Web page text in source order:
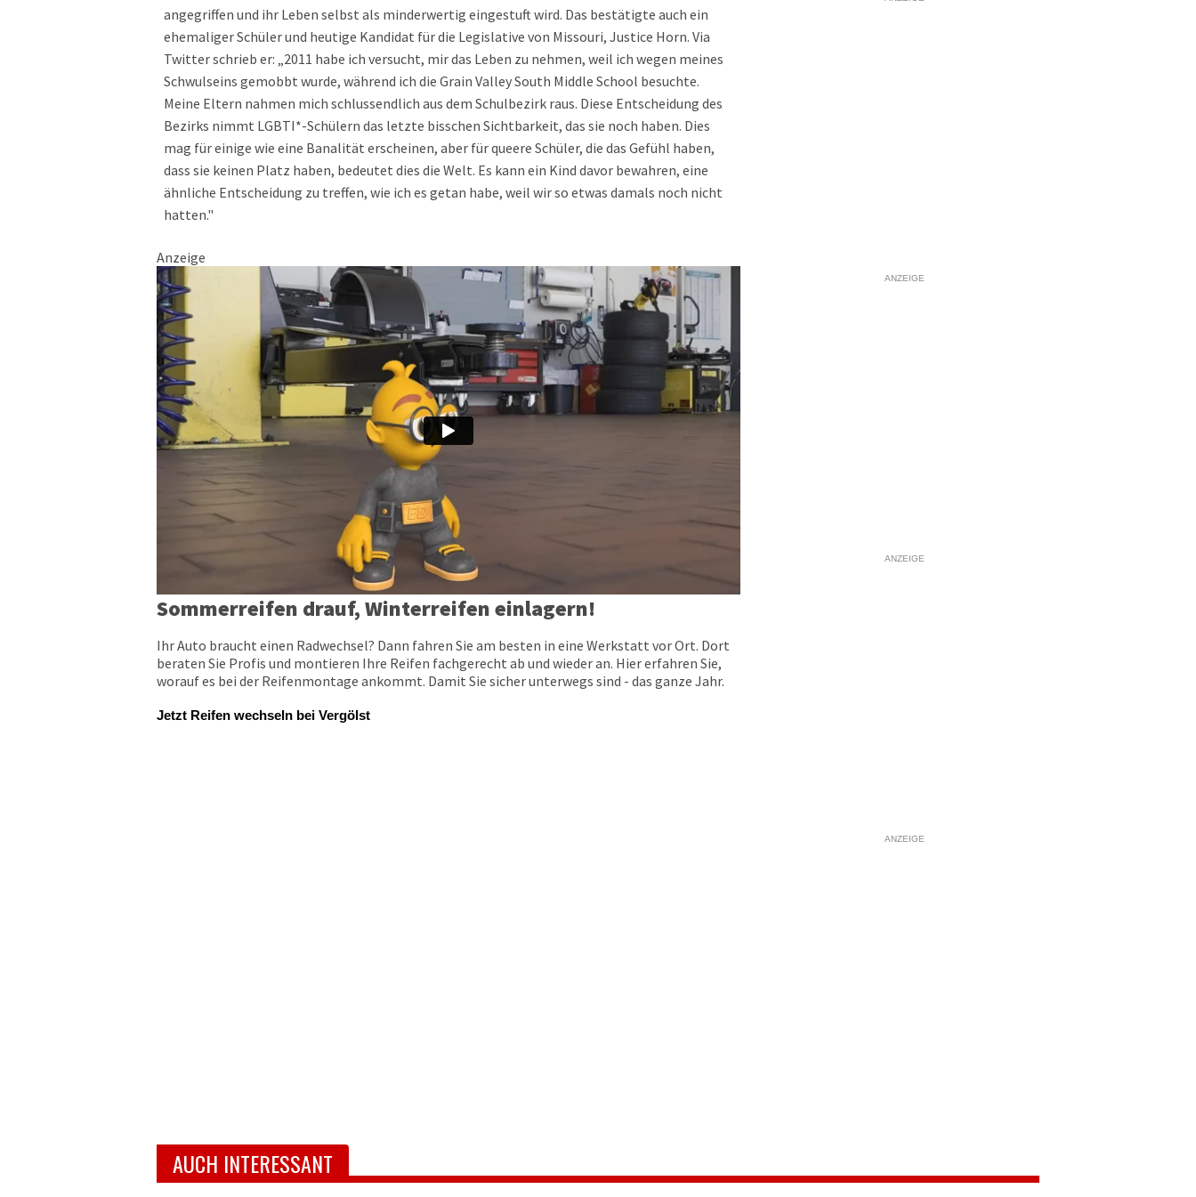
angegriffen und ihr Leben selbst als minderwertig eingestuft wird. Das bestätigte auch ein
ehemaliger Schüler und heutige Kandidat für die Legislative von Missouri, Justice Horn. Via
Twitter schrieb er: „2011 habe ich versucht, mir das Leben zu nehmen, weil ich wegen meines
Schwulseins gemobbt wurde, während ich die Grain Valley South Middle School besuchte.
Meine Eltern nahmen mich schlussendlich aus dem Schulbezirk raus. Diese Entscheidung des
Bezirks nimmt LGBTI*-Schülern das letzte bisschen Sichtbarkeit, das sie noch haben. Dies
mag für einige wie eine Banalität erscheinen, aber für queere Schüler, die das Gefühl haben,
dass sie keinen Platz haben, bedeutet dies die Welt. Es kann ein Kind davor bewahren, eine
ähnliche Entscheidung zu treffen, wie ich es getan habe, weil wir so etwas damals noch nicht
hatten."
Anzeige
Sommerreifen drauf, Winterreifen einlagern!
Ihr Auto braucht einen Radwechsel? Dann fahren Sie am besten in eine Werkstatt vor Ort. Dort
beraten Sie Profis und montieren Ihre Reifen fachgerecht ab und wieder an. Hier erfahren Sie,
worauf es bei der Reifenmontage ankommt. Damit Sie sicher unterwegs sind - das ganze Jahr.
Jetzt Reifen wechseln bei Vergölst
ANZEIGE
ANZEIGE
ANZEIGE
AUCH INTERESSANT